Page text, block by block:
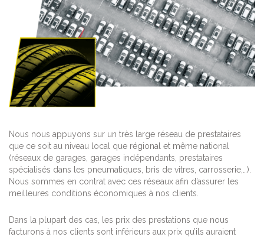
Nous nous appuyons sur un très large réseau de prestataires
que ce soit au niveau local que régional et même national
(réseaux de garages, garages indépendants, prestataires
spécialisés dans les pneumatiques, bris de vitres, carrosserie,…).
Nous sommes en contrat avec ces réseaux afin d’assurer les
meilleures conditions économiques à nos clients.
Dans la plupart des cas, les prix des prestations que nous
facturons à nos clients sont inférieurs aux prix qu’ils auraient